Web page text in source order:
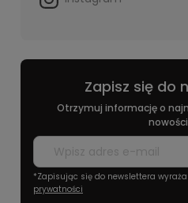
Zapisz się do
Otrzymuj informację o
*Zapisując się do newslettera
prywatności